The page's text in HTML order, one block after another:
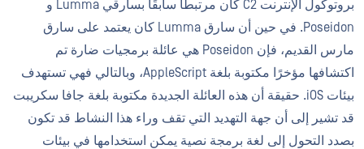
بروتوكول الإنترنت C2 كان مرتبطًا سابقًا بسارقي Lumma و
Poseidon. في حين أن سارق Lumma كان يعتمد على سارق
مارس القديم، فإن Poseidon هي عائلة برمجيات ضارة تم
اكتشافها مؤخرًا مكتوبة بلغة AppleScript، وبالتالي فهي تستهدف
بيئات iOS. حقيقة أن هذه العائلة الجديدة مكتوبة بلغة جافا سكريبت
قد تشير إلى أن جهة التهديد التي تقف وراء هذا النشاط قد تكون
بصدد التحول إلى لغة برمجة نصية يمكن استخدامها في بيئات